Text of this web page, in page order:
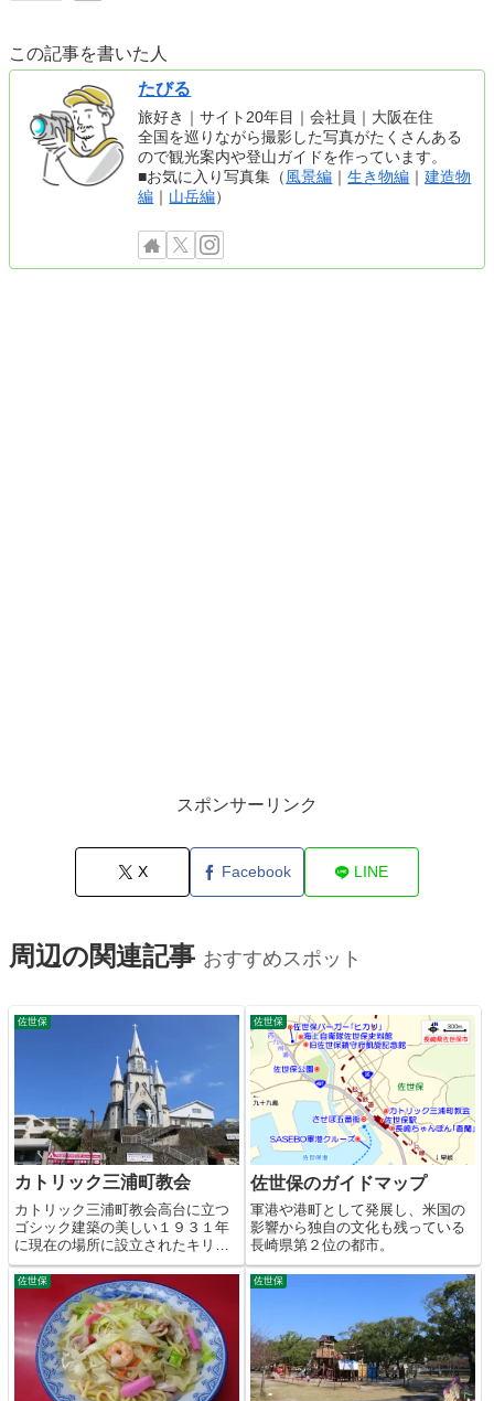
この記事を書いた人
たびる
旅好き｜サイト20年目｜会社員｜大阪在住
全国を巡りながら撮影した写真がたくさんある
ので観光案内や登山ガイドを作っています。
■お気に入り写真集（ 風景編 ｜生き物編 ｜建造物
編 ｜ 山岳編）
スポンサーリンク
X Facebook LINE
周辺の関連記事 おすすめスポット
佐世保
カトリック三浦町教会
カトリック三浦町教会高台に立つ
ゴシック建築の美しい１９３１年
に現在の場所に設立されたキリス
ト教の教会。
佐世保
佐世保のガイドマップ
軍港や港町として発展し、米国の
影響から独自の文化も残っている
長崎県第２位の都市。
佐世保 佐世保